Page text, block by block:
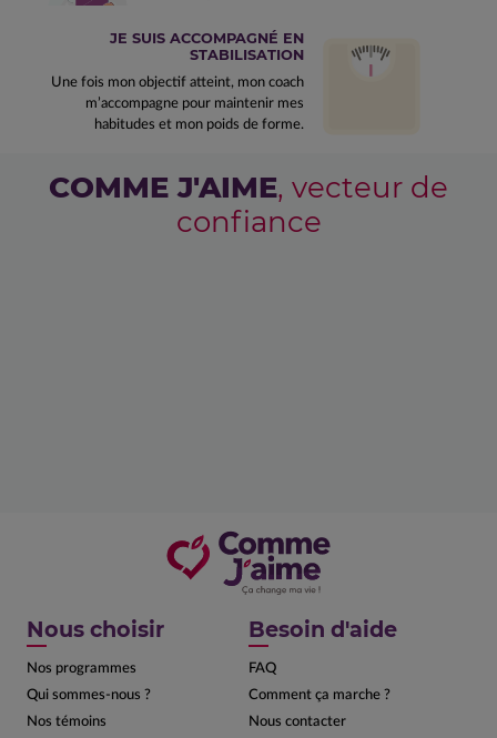
JE SUIS ACCOMPAGNÉ EN
STABILISATION
Une fois mon objectif atteint, mon coach
m’accompagne pour maintenir mes
habitudes et mon poids de forme.
COMME J'AIME, vecteur de
confiance
Nous choisir
Nos programmes
Qui sommes-nous ?
Nos témoins
Besoin d'aide
FAQ
Comment ça marche ?
Nous contacter